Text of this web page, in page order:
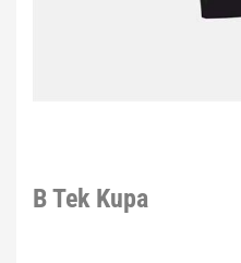
B Tek Kupa